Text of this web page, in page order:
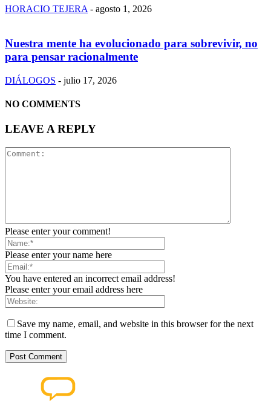
HORACIO TEJERA - agosto 1, 2026
Nuestra mente ha evolucionado para sobrevivir, no
para pensar racionalmente
DIÁLOGOS - julio 17, 2026
NO COMMENTS
LEAVE A REPLY
Please enter your comment!
Please enter your name here
You have entered an incorrect email address!
Please enter your email address here
Save my name, email, and website in this browser for the next
time I comment.